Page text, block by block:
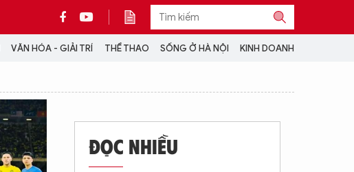
VĂN HÓA - GIẢI TRÍ THỂ THAO SỐNG Ở HÀ NỘI KINH DOANH
CỘNG TÁC VỚI ANTĐ
TRA CỨU XE
HOTLINE: 032 9907 579
ĐỌC NHIỀU